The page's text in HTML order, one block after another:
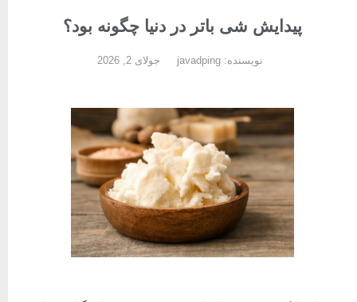
پیدایش شی باتر در دنیا چگونه بود؟
نویسنده:javadping جولای 2, 2026